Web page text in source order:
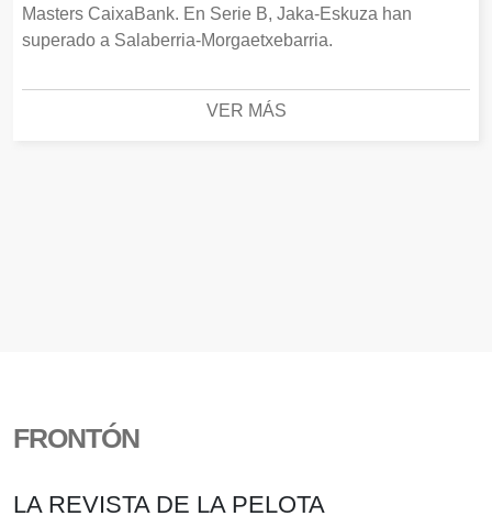
Masters CaixaBank. En Serie B, Jaka-Eskuza han
superado a Salaberria-Morgaetxebarria.
VER MÁS
FRONTÓN
LA REVISTA DE LA PELOTA